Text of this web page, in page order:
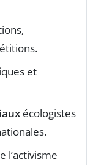
et
écologistes
l’activisme